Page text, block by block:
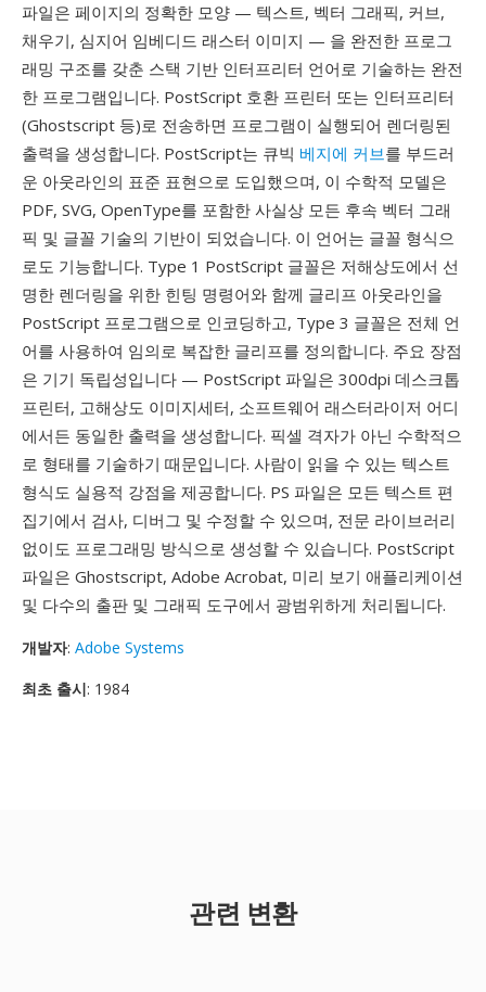
파일은 페이지의 정확한 모양 — 텍스트, 벡터 그래픽, 커브,
채우기, 심지어 임베디드 래스터 이미지 — 을 완전한 프로그
래밍 구조를 갖춘 스택 기반 인터프리터 언어로 기술하는 완전
한 프로그램입니다. PostScript 호환 프린터 또는 인터프리터
(Ghostscript 등)로 전송하면 프로그램이 실행되어 렌더링된
출력을 생성합니다. PostScript는 큐빅 베지에 커브를 부드러
운 아웃라인의 표준 표현으로 도입했으며, 이 수학적 모델은
PDF, SVG, OpenType를 포함한 사실상 모든 후속 벡터 그래
픽 및 글꼴 기술의 기반이 되었습니다. 이 언어는 글꼴 형식으
로도 기능합니다. Type 1 PostScript 글꼴은 저해상도에서 선
명한 렌더링을 위한 힌팅 명령어와 함께 글리프 아웃라인을
PostScript 프로그램으로 인코딩하고, Type 3 글꼴은 전체 언
어를 사용하여 임의로 복잡한 글리프를 정의합니다. 주요 장점
은 기기 독립성입니다 — PostScript 파일은 300dpi 데스크톱
프린터, 고해상도 이미지세터, 소프트웨어 래스터라이저 어디
에서든 동일한 출력을 생성합니다. 픽셀 격자가 아닌 수학적으
로 형태를 기술하기 때문입니다. 사람이 읽을 수 있는 텍스트
형식도 실용적 강점을 제공합니다. PS 파일은 모든 텍스트 편
집기에서 검사, 디버그 및 수정할 수 있으며, 전문 라이브러리
없이도 프로그래밍 방식으로 생성할 수 있습니다. PostScript
파일은 Ghostscript, Adobe Acrobat, 미리 보기 애플리케이션
및 다수의 출판 및 그래픽 도구에서 광범위하게 처리됩니다.
개발자: Adobe Systems
최초 출시: 1984
관련 변환